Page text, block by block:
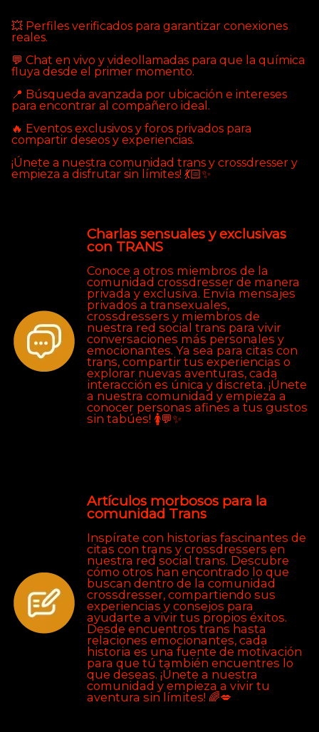
💥 Perfiles verificados para garantizar conexiones
reales.
💬 Chat en vivo y videollamadas para que la química
fluya desde el primer momento.
📍 Búsqueda avanzada por ubicación e intereses
para encontrar al compañero ideal.
🔥 Eventos exclusivos y foros privados para
compartir deseos y experiencias.
¡Únete a nuestra comunidad trans y crossdresser y
empieza a disfrutar sin límites! 💃🏻✨
Charlas sensuales y exclusivas
con TRANS
Conoce a otros miembros de la
comunidad crossdresser de manera
privada y exclusiva. Envía mensajes
privados a transexuales,
crossdressers y miembros de
nuestra red social trans para vivir
conversaciones más personales y
emocionantes. Ya sea para citas con
trans, compartir tus experiencias o
explorar nuevas aventuras, cada
interacción es única y discreta. ¡Únete
a nuestra comunidad y empieza a
conocer personas afines a tus gustos
sin tabúes! 🚺💬✨
Artículos morbosos para la
comunidad Trans
Inspírate con historias fascinantes de
citas con trans y crossdressers en
nuestra red social trans. Descubre
cómo otros han encontrado lo que
buscan dentro de la comunidad
crossdresser, compartiendo sus
experiencias y consejos para
ayudarte a vivir tus propios éxitos.
Desde encuentros trans hasta
relaciones emocionantes, cada
historia es una fuente de motivación
para que tú también encuentres lo
que deseas. ¡Únete a nuestra
comunidad y empieza a vivir tu
aventura sin límites! 🌈💋